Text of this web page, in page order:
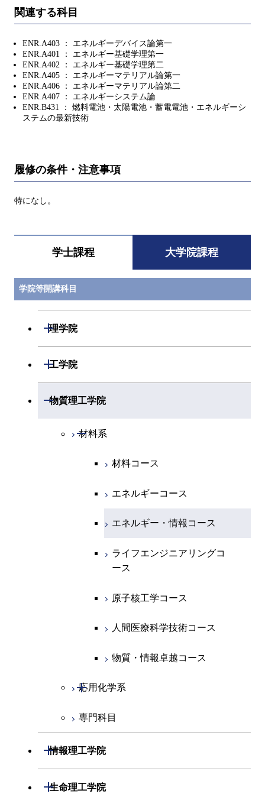
関連する科目
ENR.A403 ： エネルギーデバイス論第一
ENR.A401 ： エネルギー基礎学理第一
ENR.A402 ： エネルギー基礎学理第二
ENR.A405 ： エネルギーマテリアル論第一
ENR.A406 ： エネルギーマテリアル論第二
ENR.A407 ： エネルギーシステム論
ENR.B431 ： 燃料電池・太陽電池・蓄電電池・エネルギーシ
ステムの最新技術
履修の条件・注意事項
特になし。
学士課程 大学院課程
学院等開講科目
理学院
開閉
工学院
開閉
機械系
開閉
エネルギーコース
エネルギー・情報コース
エンジニアリングデザイン
原子核工学コース
超スマート社会卓越コース
システム制御系
システム制御コース
エンジニアリングデザイン
コース
電気電子系
電気電子コース
エネルギーコース
エネルギー・情報コース
ース
原子核工学コース
人間医療科学技術コース
物質・情報卓越コース
超スマート社会卓越コース
情報通信コース
エンジニアリングデザイン
ライフエンジニアリングコ
超スマート社会卓越コース
経営工学系
経営工学コース
コース
超スマート社会卓越コース
専門科目
物質理工学院
開閉
材料系
開閉
材料コース
エネルギーコース
エネルギー・情報コース
ライフエンジニアリングコ
ース
原子核工学コース
人間医療科学技術コース
物質・情報卓越コース
応用化学系
開閉
応用化学コース
専門科目
情報理工学院
開閉
数理・計算科学系
開閉
生命理工学院
開閉